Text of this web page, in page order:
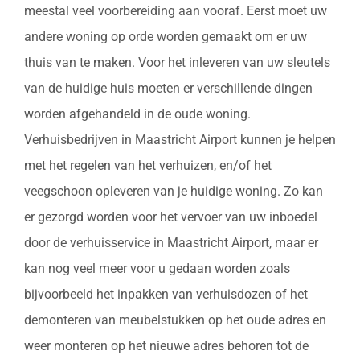
meestal veel voorbereiding aan vooraf. Eerst moet uw
andere woning op orde worden gemaakt om er uw
thuis van te maken. Voor het inleveren van uw sleutels
van de huidige huis moeten er verschillende dingen
worden afgehandeld in de oude woning.
Verhuisbedrijven in Maastricht Airport kunnen je helpen
met het regelen van het verhuizen, en/of het
veegschoon opleveren van je huidige woning. Zo kan
er gezorgd worden voor het vervoer van uw inboedel
door de verhuisservice in Maastricht Airport, maar er
kan nog veel meer voor u gedaan worden zoals
bijvoorbeeld het inpakken van verhuisdozen of het
demonteren van meubelstukken op het oude adres en
weer monteren op het nieuwe adres behoren tot de